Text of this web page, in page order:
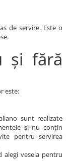
de servire. Este o
și fără
este:
sunt realizate
și nu conțin
pentru servirea
alegi vesela pentru